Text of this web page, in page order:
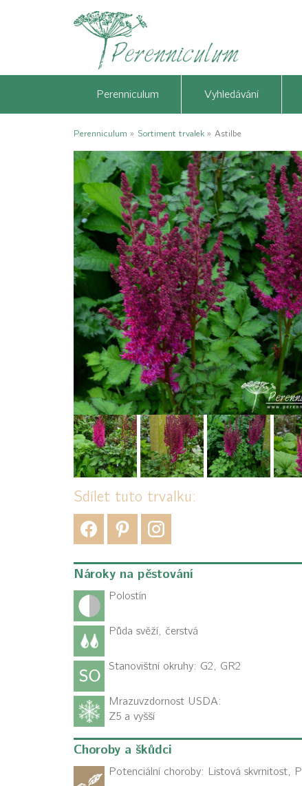
Perenniculum Vyhledávání
Perenniculum » Sortiment trvalek » Astilbe
Sdílet tuto trvalku:
Nároky na pěstování
Polostín
Půda svěží, čerstvá
Stanovištní okruhy: G2, GR2
Mrazuvzdornost USDA:
Z5 a vyšší
Choroby a škůdci
Potenciální choroby: Listová skvrnitost,